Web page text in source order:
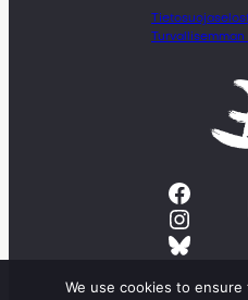
Facebook
Instagram
Bluesky
We use cookies to